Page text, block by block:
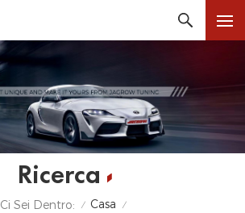
Ricerca
Ci Sei Dentro: / Casa /